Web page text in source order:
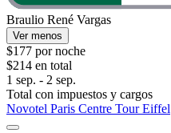
Braulio René Vargas
Ver menos
$177 por noche
$214 en total
1 sep. - 2 sep.
Total con impuestos y cargos
Novotel Paris Centre Tour Eiffel